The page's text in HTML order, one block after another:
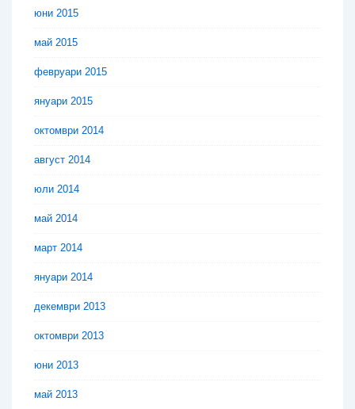
юни 2015
май 2015
февруари 2015
януари 2015
октомври 2014
август 2014
юли 2014
май 2014
март 2014
януари 2014
декември 2013
октомври 2013
юни 2013
май 2013